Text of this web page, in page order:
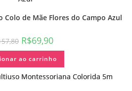
Colo de Mãe Flores do Campo Azul
R$69,90
ao carrinho